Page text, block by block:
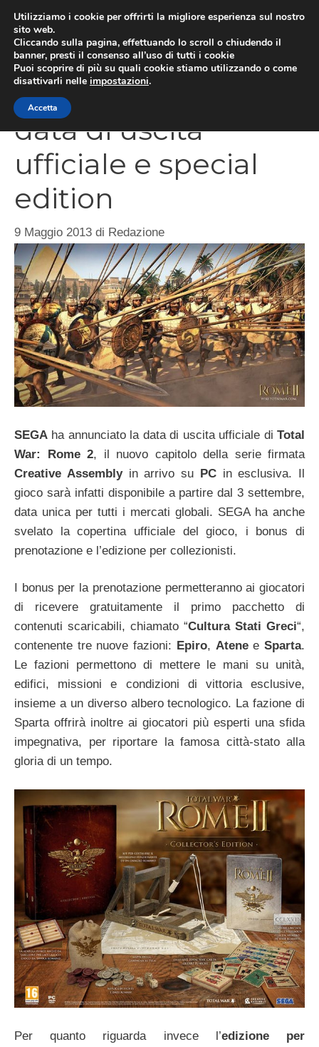
contenuto
Total War: Rome 2,
data di uscita
ufficiale e special
edition
9 Maggio 2013 di Redazione
SEGA ha annunciato la data di uscita ufficiale di Total
War: Rome 2, il nuovo capitolo della serie firmata
Creative Assemblyin arrivo su PCin esclusiva. Il
gioco sarà infatti disponibile a partire dal 3 settembre,
data unica per tutti i mercati globali. SEGA ha anche
svelato la copertina ufficiale del gioco, i bonus di
prenotazione e l’edizione per collezionisti.
I bonus per la prenotazione permetteranno ai giocatori
di ricevere gratuitamente il primo pacchetto di
contenuti scaricabili, chiamato “Cultura Stati Greci“,
contenente tre nuove fazioni: Epiro, AteneeSparta.
Le fazioni permettono di mettere le mani su unità,
edifici, missioni e condizioni di vittoria esclusive,
insieme a un diverso albero tecnologico. La fazione di
Sparta offrirà inoltre ai giocatori più esperti una sfida
impegnativa, per riportare la famosa città-stato alla
gloria di un tempo.
Per quanto riguarda invece l’edizione per
Utilizziamo i cookie per offrirti la migliore esperienza sul nostro
sito web.
Cliccando sulla pagina, effettuando lo scroll o chiudendo il
banner, presti il consenso all’uso di tutti i cookie
Puoi scoprire di più su quali cookie stiamo utilizzando o come
disattivarli nelle impostazioni.
Accetta